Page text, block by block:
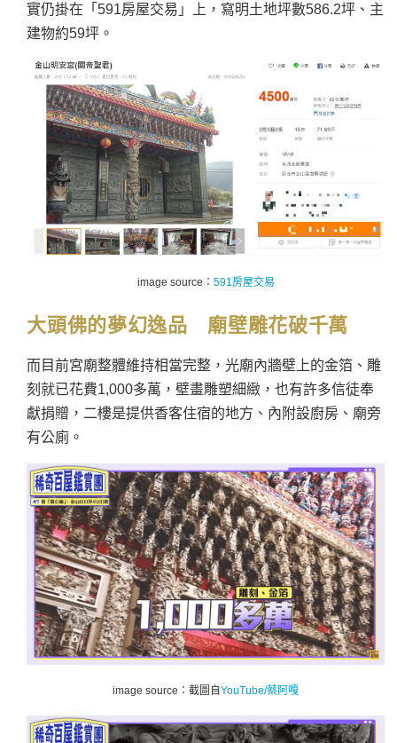
實仍掛在「591房屋交易」上，寫明土地坪數586.2坪、主
建物約59坪。
image source： 591房屋交易
大頭佛的夢幻逸品 廟壁雕花破千萬
而目前宮廟整體維持相當完整，光廟內牆壁上的金箔、雕
刻就已花費1,000多萬，壁畫雕塑細緻，也有許多信徒奉
獻捐贈，二樓是提供香客住宿的地方、內附設廚房、廟旁
有公廁。
image source：截圖自YouTube/蔡阿嘎